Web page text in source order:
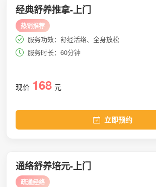
经典舒养推拿-上门
热销推荐
服务功效：舒经活络、全身放松
服务时长：60分钟
现价 168 元
立即预约
通络舒养培元-上门
疏通经络